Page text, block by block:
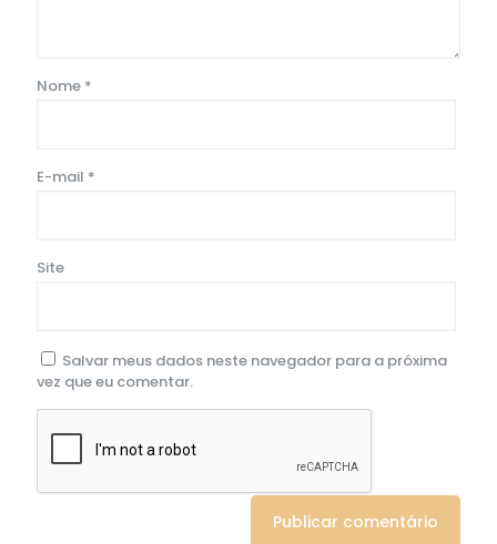
Nome *
E-mail *
Site
Salvar meus dados neste navegador para a próxima
vez que eu comentar.